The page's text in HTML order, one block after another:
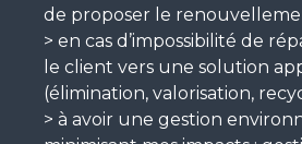
de proposer le
> en cas d’impossibilité de
le client vers une solution
(élimination, valorisation,
> à avoir une gestion